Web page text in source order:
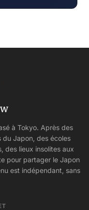
à Tokyo. Après des
du Japon, des écoles
des lieux insolites aux
pour partager le Japon
est indépendant, sans